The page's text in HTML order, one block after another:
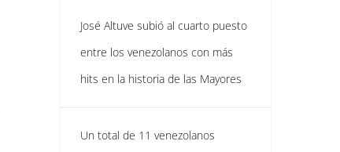
José Altuve subió al cuarto puesto
entre los venezolanos con más
hits en la historia de las Mayores
Un total de 11 venezolanos